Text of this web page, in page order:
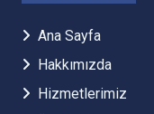
Ana Sayfa
Hakkımızda
Hizmetlerimiz